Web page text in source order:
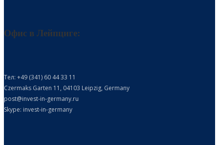
Офис в Лейпциге:
Тел: +49 (341) 60 44 33 11
Czermaks Garten 11, 04103 Leipzig, Germany
post@invest-in-germany.ru
Skype: invest-in-germany